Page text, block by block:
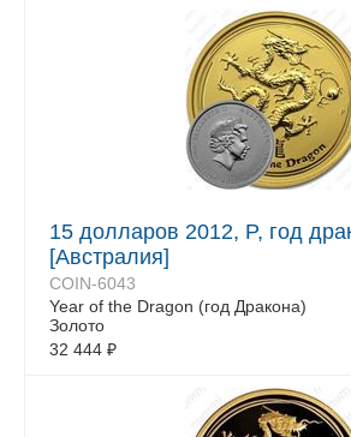
15 долларов 2012, P, год
[Австралия]
COIN-6043
Year of the Dragon (год Дракона)
Золото
32 444 ₽